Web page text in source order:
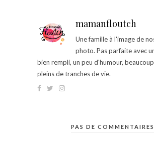
mamanfloutch
Une famille à l'image de
photo. Pas parfaite avec
bien rempli, un peu d'humour,
pleins de tranches de vie.
PAS DE COMMENTAIRES